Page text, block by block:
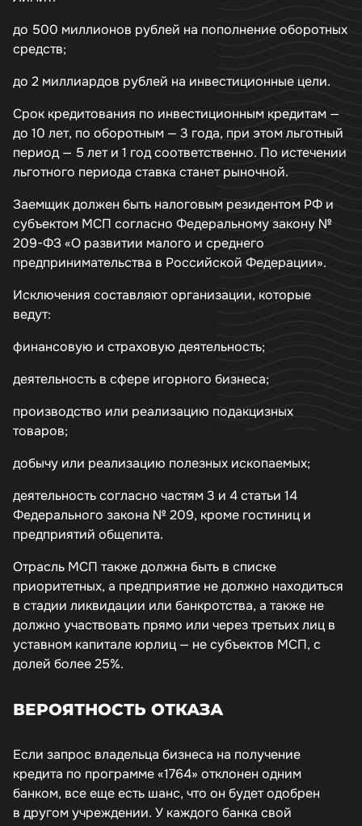
до 500 миллионов рублей на пополнение оборотных
средств;
до 2 миллиардов рублей на инвестиционные цели.
Срок кредитования по инвестиционным кредитам —
до 10 лет, по оборотным — 3 года, при этом льготный
период — 5 лет и 1 год соответственно. По истечении
льготного периода ставка станет рыночной.
Заемщик должен быть налоговым резидентом РФ и
субъектом МСП согласно Федеральному закону №
209-ФЗ «О развитии малого и среднего
предпринимательства в Российской Федерации».
Исключения составляют организации, которые
ведут:
финансовую и страховую деятельность;
деятельность в сфере игорного бизнеса;
производство или реализацию подакцизных
товаров;
добычу или реализацию полезных ископаемых;
деятельность согласно частям 3 и 4 статьи 14
Федерального закона № 209, кроме гостиниц и
предприятий общепита.
Отрасль МСП также должна быть в списке
приоритетных, а предприятие не должно находиться
в стадии ликвидации или банкротства, а также не
должно участвовать прямо или через третьих лиц в
уставном капитале юрлиц — не субъектов МСП, с
долей более 25%.
ВЕРОЯТНОСТЬ ОТКАЗА
Если запрос владельца бизнеса на получение
кредита по программе «1764» отклонен одним
банком, все еще есть шанс, что он будет одобрен
в другом учреждении. У каждого банка свой